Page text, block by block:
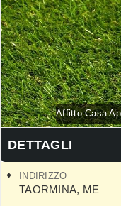
Affitto Casa
DETTAGLI
INDIRIZZO
TAORMINA, ME